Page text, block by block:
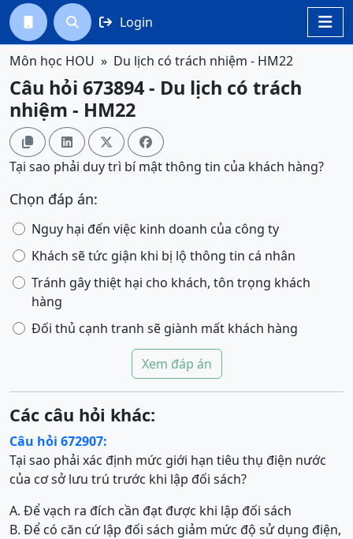

  Login
Môn học HOU Du lịch có trách nhiệm - HM22
Câu hỏi 673894 - Du lịch có trách
nhiệm - HM22
   
Tại sao phải duy trì bí mật thông tin của khách hàng?
Chọn đáp án:
Nguy hại đến việc kinh doanh của công ty
Khách sẽ tức giận khi bị lộ thông tin cá nhân
Tránh gây thiệt hại cho khách, tôn trọng khách
hàng
Đối thủ cạnh tranh sẽ giành mất khách hàng
Xem đáp án
Các câu hỏi khác:
Câu hỏi 672907:
Tại sao phải xác định mức giới hạn tiêu thụ điện nước
của cơ sở lưu trú trước khi lập đối sách?
A. Để vạch ra đích cần đạt được khi lập đối sách
B. Để có căn cứ lập đối sách giảm mức độ sử dụng điện,